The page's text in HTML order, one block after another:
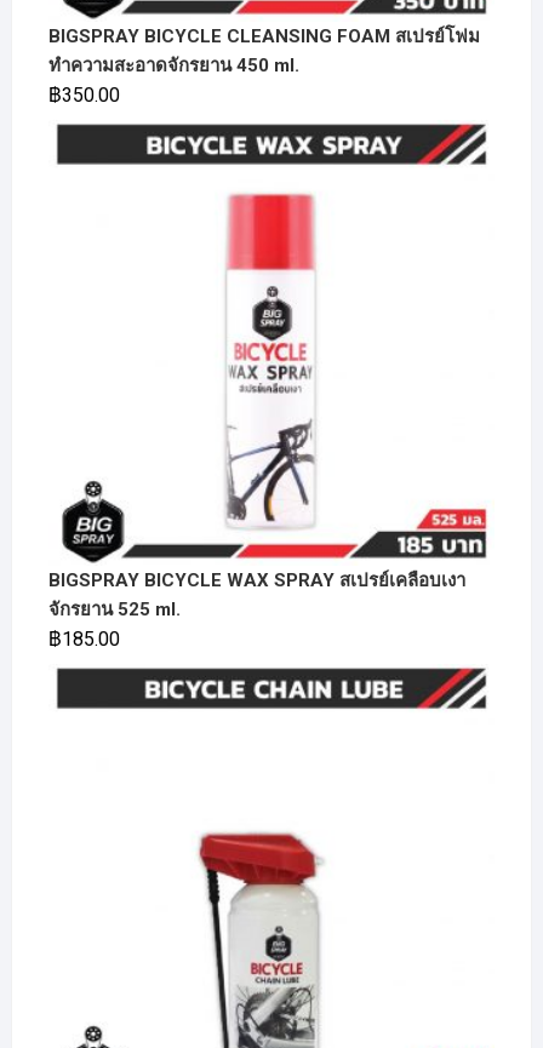
BIGSPRAY BICYCLE CLEANSING FOAM สเปรย์โฟม
ทำความสะอาดจักรยาน 450 ml.
฿350.00
BIGSPRAY BICYCLE WAX SPRAY สเปรย์เคลือบเงา
จักรยาน 525 ml.
฿185.00